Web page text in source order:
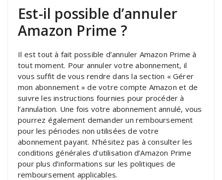
Est-il possible d’annuler
Amazon Prime ?
Il est tout à fait possible d’annuler Amazon Prime à
tout moment. Pour annuler votre abonnement, il
vous suffit de vous rendre dans la section « Gérer
mon abonnement » de votre compte Amazon et de
suivre les instructions fournies pour procéder à
l’annulation. Une fois votre abonnement annulé, vous
pourrez également demander un remboursement
pour les périodes non utilisées de votre
abonnement payant. N’hésitez pas à consulter les
conditions générales d’utilisation d’Amazon Prime
pour plus d’informations sur les politiques de
remboursement applicables.